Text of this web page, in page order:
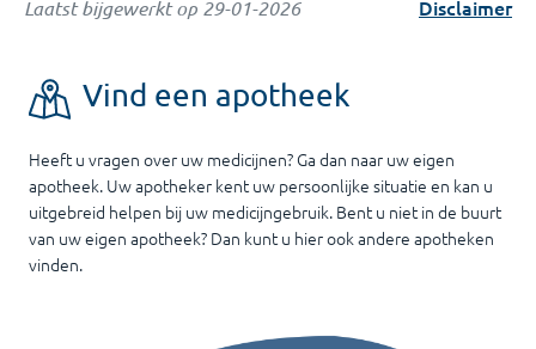
Laatst bijgewerkt op 29-01-2026 Disclaimer
Vind een apotheek
Heeft u vragen over uw medicijnen? Ga dan naar uw eigen
apotheek. Uw apotheker kent uw persoonlijke situatie en kan u
uitgebreid helpen bij uw medicijngebruik. Bent u niet in de buurt
van uw eigen apotheek? Dan kunt u hier ook andere apotheken
vinden.